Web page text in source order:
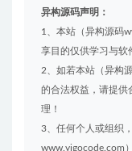
异构源码声明：
1、本站（异构源码
享目的仅供学习与软
2、如若本站（异构
的合法权益，请提供
理！
3、任何个人或组织
www.yigocode.com